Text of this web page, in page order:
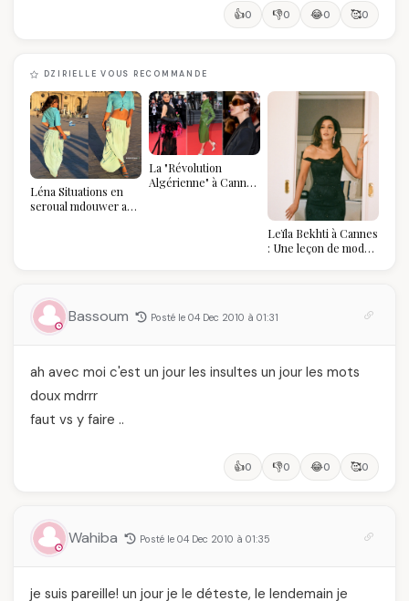
👍0 👎0 😂0 🥰0
DZIRIELLE VOUS RECOMMANDE
Léna Situations en
seroual mdouwer au
La "Révolution
Algérienne" à Cannes
Leïla Bekhti à Cannes
: Une leçon de mode
Bassoum Posté le 04 Dec 2010 à 01:31
ah avec moi c'est un jour les insultes un jour les mots
doux mdrrr
faut vs y faire ..
👍0 👎0 😂0 🥰0
Wahiba Posté le 04 Dec 2010 à 01:35
je suis pareille! un jour je le déteste, le lendemain je